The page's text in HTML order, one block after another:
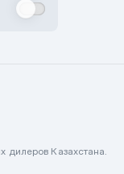
дилеров Казахстана.